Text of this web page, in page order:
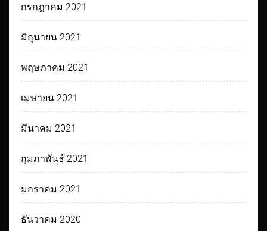
กรกฎาคม 2021
มิถุนายน 2021
พฤษภาคม 2021
เมษายน 2021
มีนาคม 2021
กุมภาพันธ์ 2021
มกราคม 2021
ธันวาคม 2020